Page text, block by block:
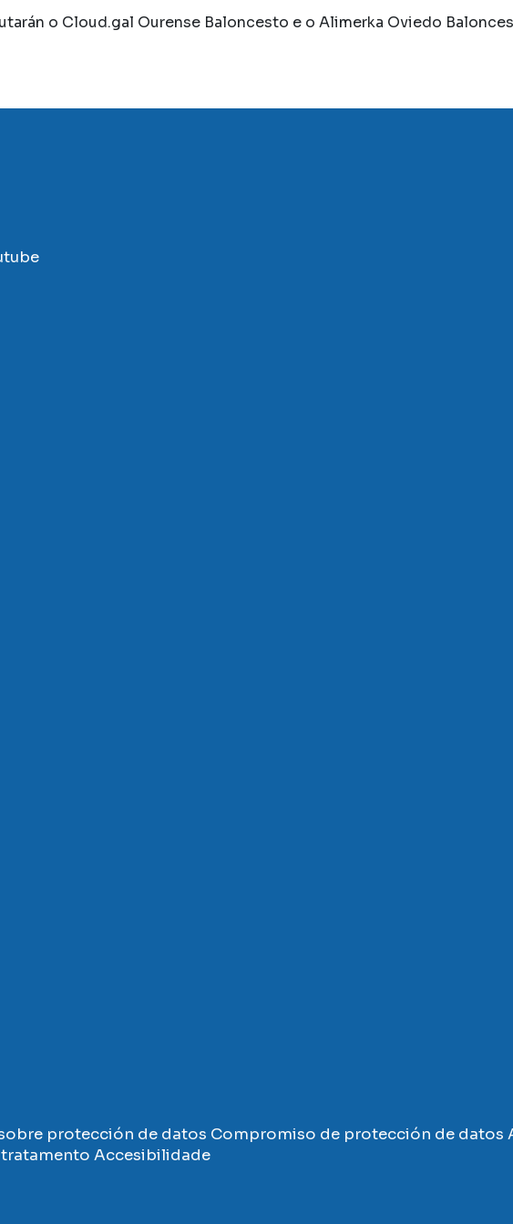
o Cloud.gal Ourense Baloncesto e o Alimerka Oviedo
protección de datos Compromiso de protección de datos
tratamento Accesibilidade